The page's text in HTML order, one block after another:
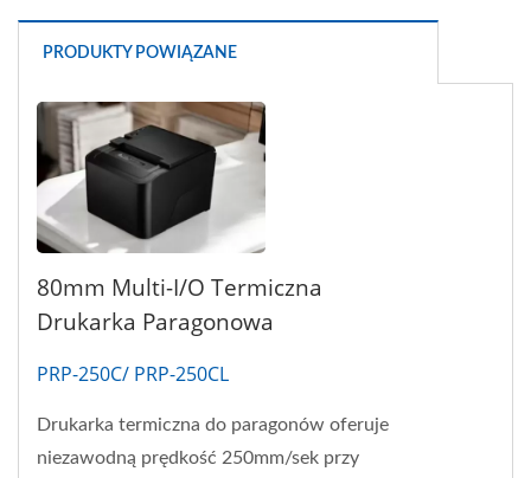
PRODUKTY POWIĄZANE
80mm Multi-I/O Termiczna
Drukarka Paragonowa
PRP-250C/ PRP-250CL
Drukarka termiczna do paragonów oferuje
niezawodną prędkość 250mm/sek przy